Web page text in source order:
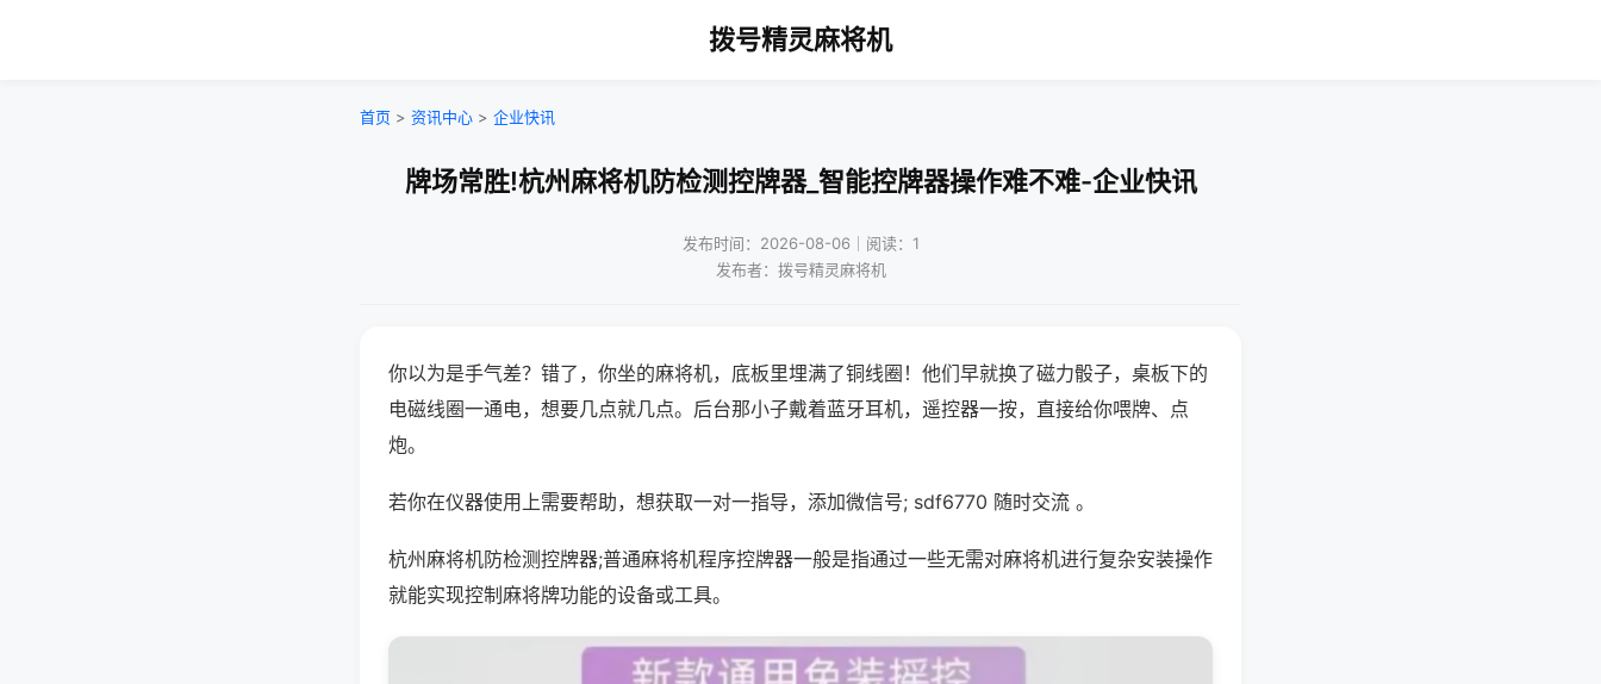
拨号精灵麻将机
首页 > 资讯中心 > 企业快讯
牌场常胜!杭州麻将机防检测控牌器_智能控牌器操作难不难-企业快讯
发布时间：2026-08-06｜阅读：1
发布者：拨号精灵麻将机
你以为是手气差？错了，你坐的麻将机，底板里埋满了铜线圈！他们早就换了磁力骰子，桌板下的
电磁线圈一通电，想要几点就几点。后台那小子戴着蓝牙耳机，遥控器一按，直接给你喂牌、点
炮。
若你在仪器使用上需要帮助，想获取一对一指导，添加微信号; sdf6770 随时交流 。
杭州麻将机防检测控牌器;普通麻将机程序控牌器一般是指通过一些无需对麻将机进行复杂安装操作
就能实现控制麻将牌功能的设备或工具。